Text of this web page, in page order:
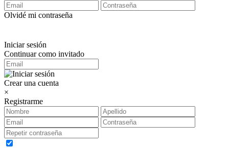
Olvidé mi contraseña
Iniciar sesión
Continuar como invitado
Crear una cuenta
×
Registrarme